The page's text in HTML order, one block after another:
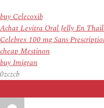
buy Celecoxib
Achat Levitra Oral Jelly En
Celebrex 100 mg Sans
cheap Mestinon
buy Imigran
0zczcb